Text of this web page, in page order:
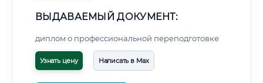
ВЫДАВАЕМЫЙ ДОКУМЕНТ:
диплом о профессиональной переподготовке
Узнать цену Написать в Max